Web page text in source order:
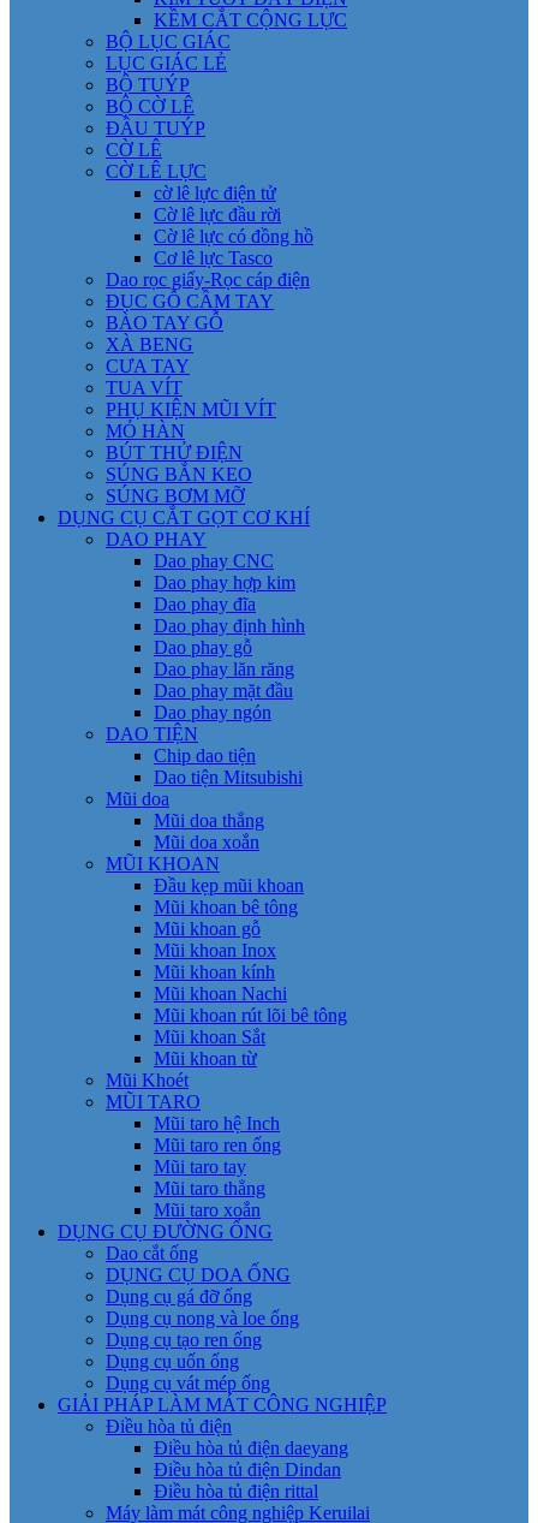
KỀM CẮT CỘNG LỰC
BỘ LỤC GIÁC
LỤC GIÁC LẺ
BỘ TUÝP
BỘ CỜ LÊ
ĐẦU TUÝP
CỜ LÊ
CỜ LÊ LỰC
cờ lê lực điện tử
Cờ lê lực đầu rời
Cờ lê lực có đồng hồ
Cơ lê lực Tasco
Dao rọc giấy-Rọc cáp điện
ĐỤC GỖ CẦM TAY
BÀO TAY GỖ
XÀ BENG
CƯA TAY
TUA VÍT
PHỤ KIỆN MŨI VÍT
MỎ HÀN
BÚT THỬ ĐIỆN
SÚNG BẮN KEO
SÚNG BƠM MỠ
DỤNG CỤ CẮT GỌT CƠ KHÍ
DAO PHAY
Dao phay CNC
Dao phay hợp kim
Dao phay đĩa
Dao phay định hình
Dao phay gỗ
Dao phay lăn răng
Dao phay mặt đầu
Dao phay ngón
DAO TIỆN
Chip dao tiện
Dao tiện Mitsubishi
Mũi doa
Mũi doa thẳng
Mũi doa xoắn
MŨI KHOAN
Đầu kẹp mũi khoan
Mũi khoan bê tông
Mũi khoan gỗ
Mũi khoan Inox
Mũi khoan kính
Mũi khoan Nachi
Mũi khoan rút lõi bê tông
Mũi khoan Sắt
Mũi khoan từ
Mũi Khoét
MŨI TARO
Mũi taro hệ Inch
Mũi taro ren ống
Mũi taro tay
Mũi taro thẳng
Mũi taro xoắn
DỤNG CỤ ĐƯỜNG ỐNG
Dao cắt ống
DỤNG CỤ DOA ỐNG
Dụng cụ gá đỡ ống
Dụng cụ nong và loe ống
Dụng cụ tạo ren ống
Dụng cụ uốn ống
Dụng cụ vát mép ống
GIẢI PHÁP LÀM MÁT CÔNG NGHIỆP
Điều hòa tủ điện
Điều hòa tủ điện daeyang
Điều hòa tủ điện Dindan
Điều hòa tủ điện rittal
Máy làm mát công nghiệp Keruilai